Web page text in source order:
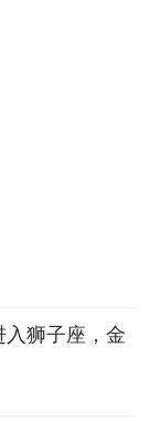
狮子座，金